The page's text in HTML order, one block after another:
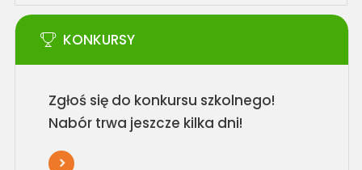
KONKURSY
Zgłoś się do konkursu szkolnego!
Nabór trwa jeszcze kilka dni!